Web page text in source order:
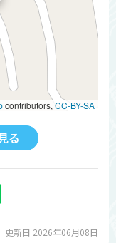
contributors, CC-BY-SA
る
更新日 2026年06月08日